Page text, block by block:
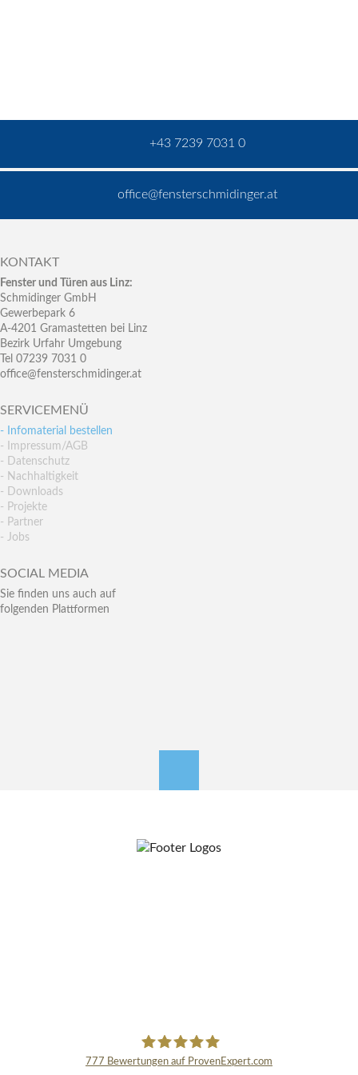
+43 7239 7031 0
office@fensterschmidinger.at
KONTAKT
Fenster und Türen aus Linz:
Schmidinger GmbH
Gewerbepark 6
A-4201 Gramastetten bei Linz
Bezirk Urfahr Umgebung
Tel 07239 7031 0
office@fensterschmidinger.at
SERVICEMENÜ
- Infomaterial bestellen
- Impressum/AGB
- Datenschutz
- Nachhaltigkeit
- Downloads
- Projekte
- Partner
- Jobs
SOCIAL MEDIA
Sie finden uns auch auf
folgenden Plattformen
777 Bewertungen auf ProvenExpert.com